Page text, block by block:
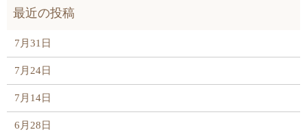
7月31日
7月24日
7月14日
6月28日